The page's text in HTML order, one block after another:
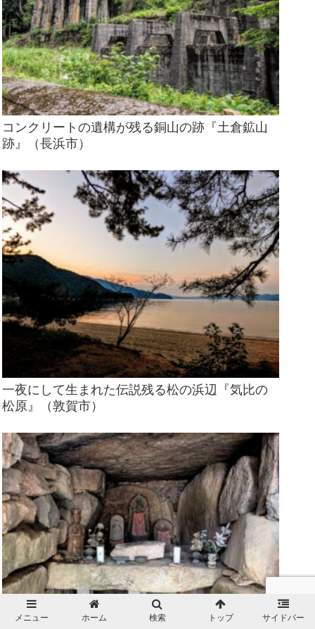
コンクリートの遺構が残る銅山の跡『土倉鉱山
跡』（長浜市）
一夜にして生まれた伝説残る松の浜辺『気比の
松原』（敦賀市）
メニュー ホーム 検索 トップ サイドバー